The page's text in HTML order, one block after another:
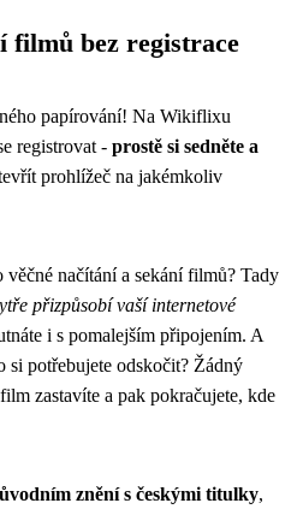
filmů bez registrace
papírování! Na Wikiflixu
registrovat - prostě si sedněte a
prohlížeč na jakémkoliv
věčné načítání a sekání filmů? Tady
přizpůsobí vaší internetové
i s pomalejším připojením. A
si potřebujete odskočit? Žádný
zastavíte a pak pokračujete, kde
znění s českými titulky,